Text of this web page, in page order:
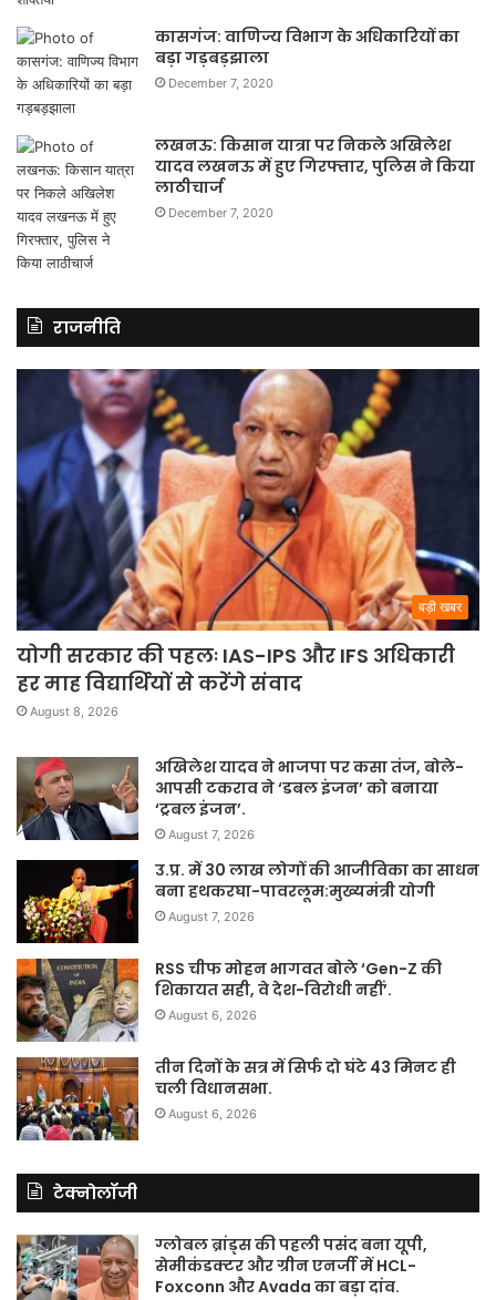
कासगंज: वाणिज्य विभाग के अधिकारियों का
बड़ा गड़बड़झाला
December 7, 2020
लखनऊ: किसान यात्रा पर निकले अखिलेश
यादव लखनऊ में हुए गिरफ्तार, पुलिस ने किया
लाठीचार्ज
December 7, 2020
राजनीति
बड़ी खबर
योगी सरकार की पहलः IAS-IPS और IFS अधिकारी
हर माह विद्यार्थियों से करेंगे संवाद
August 8, 2026
अखिलेश यादव ने भाजपा पर कसा तंज, बोले-
आपसी टकराव ने ‘डबल इंजन’ को बनाया
‘ट्रबल इंजन’.
August 7, 2026
उ.प्र. में 30 लाख लोगों की आजीविका का साधन
बना हथकरघा-पावरलूम:मुख्यमंत्री योगी
August 7, 2026
RSS चीफ मोहन भागवत बोले ‘Gen-Z की
शिकायत सही, वे देश-विरोधी नहीं’.
August 6, 2026
तीन दिनों के सत्र में सिर्फ दो घंटे 43 मिनट ही
चली विधानसभा.
August 6, 2026
टेक्नोलॉजी
ग्लोबल ब्रांड्स की पहली पसंद बना यूपी,
सेमीकंडक्टर और ग्रीन एनर्जी में HCL-
Foxconn और Avada का बड़ा दांव.